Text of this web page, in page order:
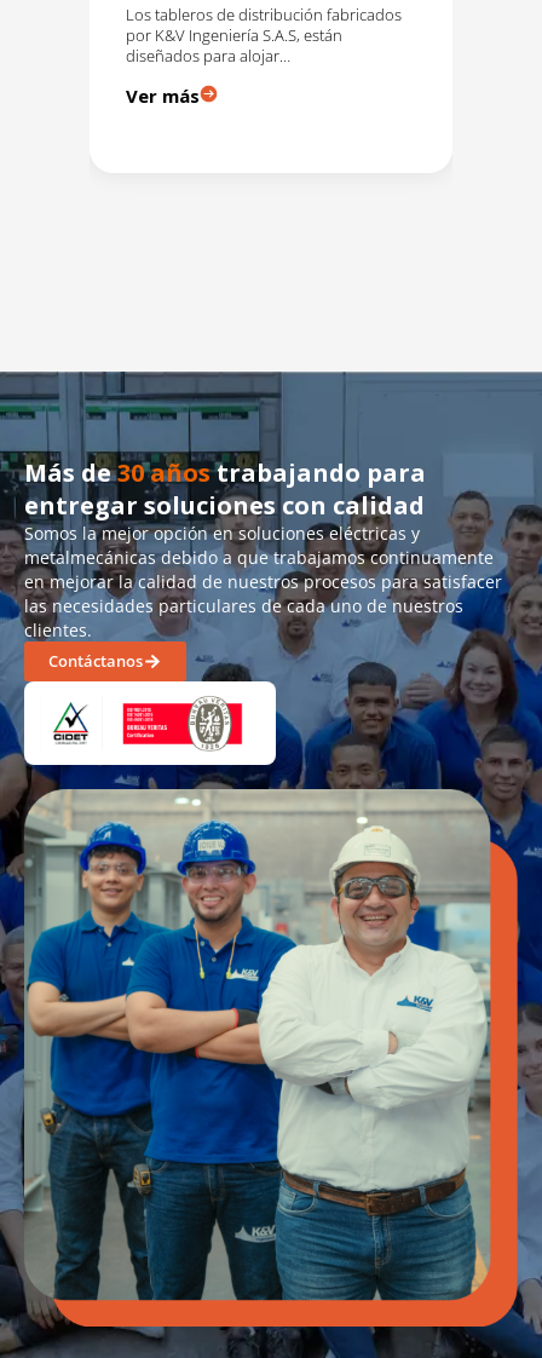
Los tableros de distribución fabricados
por K&V Ingeniería S.A.S, están
diseñados para alojar…
Ver más
Más de30 añostrabajando para
entregar soluciones con calidad
Somos la mejor opción en soluciones eléctricas y
metalmecánicas debido a que trabajamos continuamente
en mejorar la calidad de nuestros procesos para satisfacer
las necesidades particulares de cada uno de nuestros
clientes.
Contáctanos